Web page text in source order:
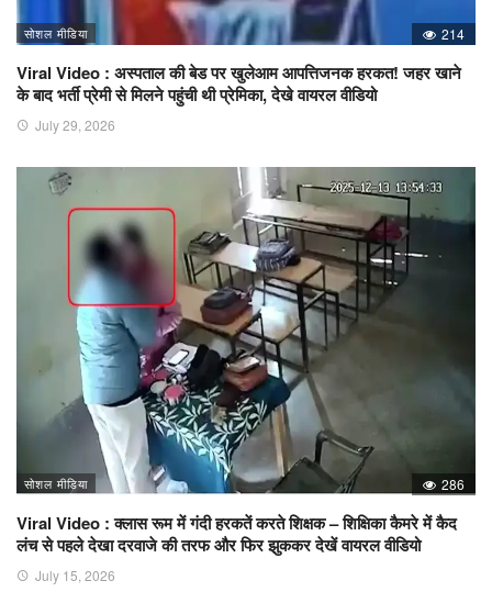
सोशल मीडिया 214
Viral Video : अस्पताल की बेड पर खुलेआम आपत्तिजनक हरकत! जहर खाने
के बाद भर्ती प्रेमी से मिलने पहुंची थी प्रेमिका, देखे वायरल वीडियो
July 29, 2026
सोशल मीडिया 286
Viral Video : क्लास रूम में गंदी हरकतें करते शिक्षक – शिक्षिका कैमरे में कैद
लंच से पहले देखा दरवाजे की तरफ और फिर झुककर देखें वायरल वीडियो
July 15, 2026